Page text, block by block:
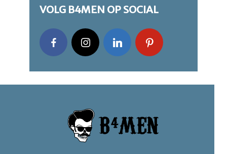
VOLG B4MEN OP SOCIAL